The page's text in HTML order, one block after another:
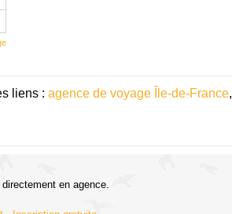
liens : agence de voyage Île-de-France,
en agence.